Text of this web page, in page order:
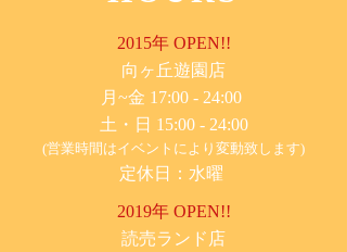
2015年 OPEN!!
​向ヶ丘遊園店
月~金 17:00 - 24:00
土・日 15:00 - 24:00
(営業時間はイベントにより変動致します)
定休日：水曜
2019年 OPEN!!
​読売ランド店